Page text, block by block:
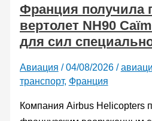
Франция получила
вертолет NH90
для сил
Авиация /04/08/2026 /
транспорт, Франция
Компания Airbus Helicopters